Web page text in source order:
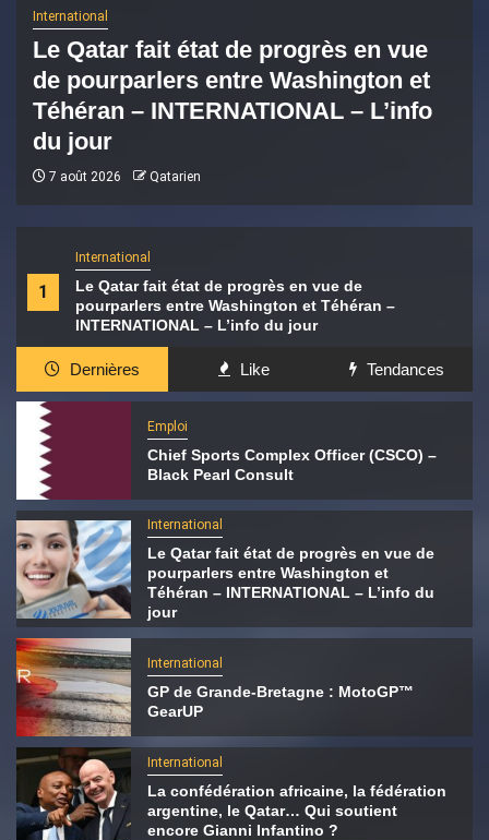
1
International
Le Qatar fait état de progrès en vue de
pourparlers entre Washington et Téhéran –
INTERNATIONAL – L’info du jour
International
Le Qatar fait état de progrès en vue
de pourparlers entre Washington et
Téhéran – INTERNATIONAL – L’info
du jour
7 août 2026 Qatarien
Dernières Like Tendances
Emploi
Chief Sports Complex Officer (CSCO) –
Black Pearl Consult
International
Le Qatar fait état de progrès en vue de
pourparlers entre Washington et
Téhéran – INTERNATIONAL – L’info du
jour
International
GP de Grande-Bretagne : MotoGP™
GearUP
International
La confédération africaine, la fédération
argentine, le Qatar… Qui soutient
encore Gianni Infantino ?